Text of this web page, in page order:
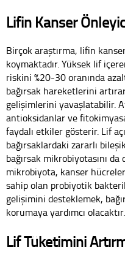
Lifin Kanser
Birçok araştırma, lifin
koymaktadır. Yüksek lif
riskini %20-30 oranında
bağırsak hareketlerini
gelişimlerini yavaşlatabilir.
antioksidanlar ve
faydalı etkiler gösterir. Lif
bağırsaklardaki zararlı
bağırsak mikrobiyotasını
mikrobiyota, kanser
sahip olan probiyotik
gelişimini desteklemek,
korumaya yardımcı olacaktır.
Lif Tüketimini